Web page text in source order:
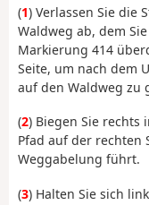
(1) Verlassen Sie die
Waldweg ab, dem
Markierung 414
Seite, um nach dem
auf den Waldweg zu
(2) Biegen Sie rechts
Pfad auf der rechten
Weggabelung führt.
(3) Halten Sie sich